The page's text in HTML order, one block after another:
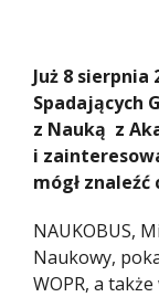
Już 8 sierpnia
Spadających
z Nauką z
i
mógł znaleźć
NAUKOBUS,
Naukowy,
WOPR, a